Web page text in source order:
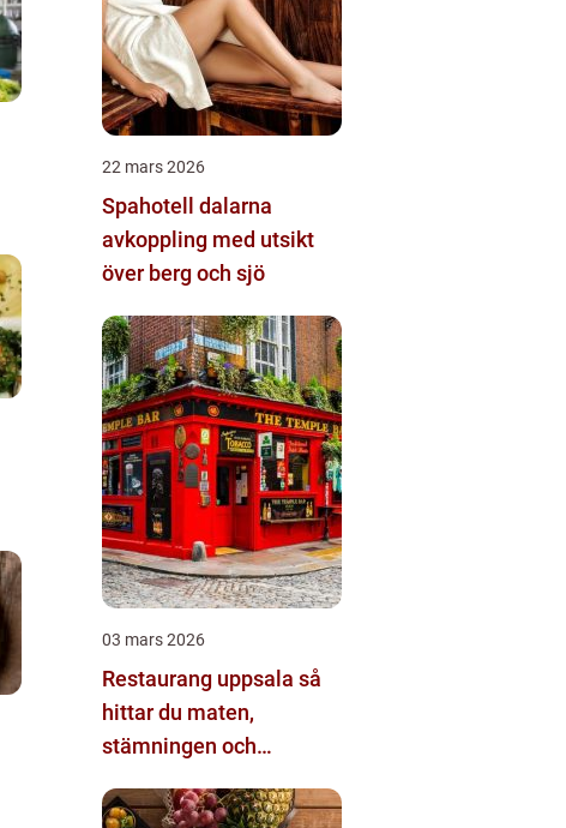
22 mars 2026
Spahotell dalarna
avkoppling med utsikt
över berg och sjö
03 mars 2026
Restaurang uppsala så
hittar du maten,
stämningen och
faktiskt återvänder till